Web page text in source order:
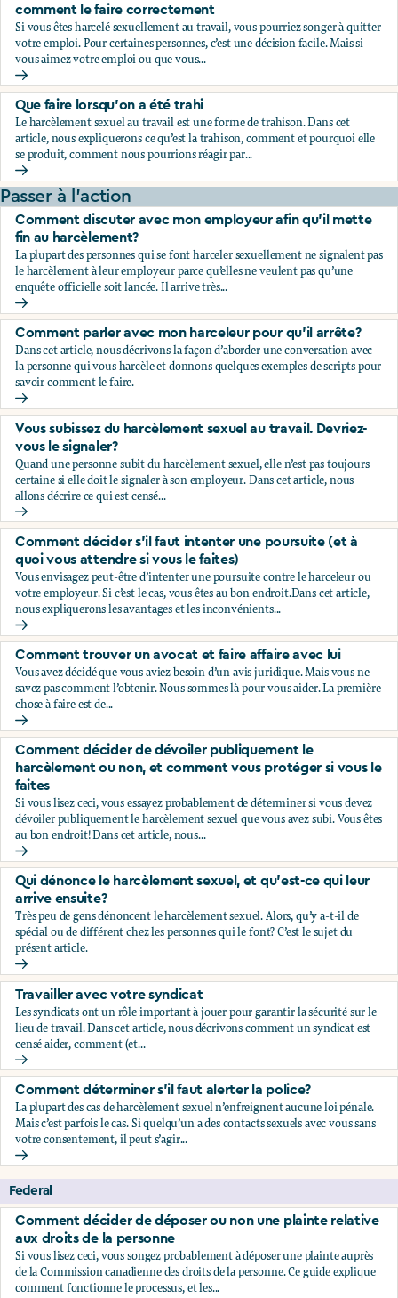
comment le faire correctement
Si vous êtes harcelé sexuellement au travail, vous pourriez songer à quitter
votre emploi. Pour certaines personnes, c’est une décision facile. Mais si
vous aimez votre emploi ou que vous...
Comment décider de quitter ou non votre emploi, et
Que faire lorsqu’on a été trahi
Le harcèlement sexuel au travail est une forme de trahison. Dans cet
article, nous expliquerons ce qu’est la trahison, comment et pourquoi elle
se produit, comment nous pourrions réagir par...
Que faire lorsqu’on a été trahi
Passer à l'action
Comment discuter avec mon employeur afin qu’il mette
fin au harcèlement?
La plupart des personnes qui se font harceler sexuellement ne signalent pas
le harcèlement à leur employeur parce qu’elles ne veulent pas qu’une
enquête officielle soit lancée. Il arrive très...
Comment discuter avec mon employeur afin qu’il mette fin
Comment parler avec mon harceleur pour qu’il arrête?
Dans cet article, nous décrivons la façon d’aborder une conversation avec
la personne qui vous harcèle et donnons quelques exemples de scripts pour
savoir comment le faire.
Comment parler avec mon harceleur pour qu’il arrête?
Vous subissez du harcèlement sexuel au travail. Devriez-
vous le signaler?
Quand une personne subit du harcèlement sexuel, elle n’est pas toujours
certaine si elle doit le signaler à son employeur. Dans cet article, nous
allons décrire ce qui est censé...
Vous subissez du harcèlement sexuel au travail. Devriez-
Comment décider s’il faut intenter une poursuite (et à
quoi vous attendre si vous le faites)
Vous envisagez peut-être d’intenter une poursuite contre le harceleur ou
votre employeur. Si c’est le cas, vous êtes au bon endroit.Dans cet article,
nous expliquerons les avantages et les inconvénients...
Comment décider s’il faut intenter une poursuite (et à quoi
Comment trouver un avocat et faire affaire avec lui
Vous avez décidé que vous aviez besoin d’un avis juridique. Mais vous ne
savez pas comment l’obtenir. Nous sommes là pour vous aider. La première
chose à faire est de...
Comment trouver un avocat et faire affaire avec lui
Comment décider de dévoiler publiquement le
harcèlement ou non, et comment vous protéger si vous le
faites
Si vous lisez ceci, vous essayez probablement de déterminer si vous devez
dévoiler publiquement le harcèlement sexuel que vous avez subi. Vous êtes
au bon endroit! Dans cet article, nous...
Comment décider de dévoiler publiquement le
Qui dénonce le harcèlement sexuel, et qu’est-ce qui leur
arrive ensuite?
Très peu de gens dénoncent le harcèlement sexuel. Alors, qu’y a-t-il de
spécial ou de différent chez les personnes qui le font? C’est le sujet du
présent article.
Qui dénonce le harcèlement sexuel, et qu’est-ce qui leur
Travailler avec votre syndicat
Les syndicats ont un rôle important à jouer pour garantir la sécurité sur le
lieu de travail. Dans cet article, nous décrivons comment un syndicat est
censé aider, comment (et...
Travailler avec votre syndicat
Comment déterminer s’il faut alerter la police?
La plupart des cas de harcèlement sexuel n’enfreignent aucune loi pénale.
Mais c’est parfois le cas. Si quelqu’un a des contacts sexuels avec vous sans
votre consentement, il peut s’agir...
Comment déterminer s’il faut alerter la police?
Federal
Comment décider de déposer ou non une plainte relative
aux droits de la personne
Si vous lisez ceci, vous songez probablement à déposer une plainte auprès
de la Commission canadienne des droits de la personne. Ce guide explique
comment fonctionne le processus, et les...